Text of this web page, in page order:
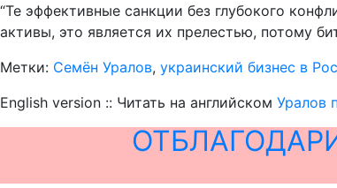
“Те эффективные санкции без глубокого
активы, это является их прелестью, потому
Метки: Семён Уралов, украинский бизнес в
English version :: Читать на английском Уралов